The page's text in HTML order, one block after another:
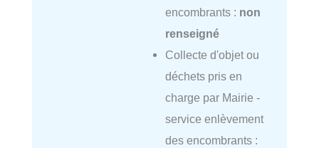
encombrants : non
renseigné
Collecte d'objet ou
déchets pris en
charge par Mairie -
service enlèvement
des encombrants :